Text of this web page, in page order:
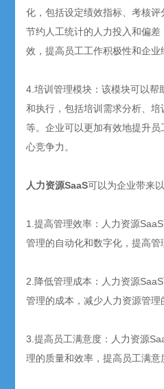
化，包括设定绩效指标、考核
节约人工统计的人力投入和偏
效，提高员工工作积极性和企业
4.培训管理模块：该模块可以帮
和执行，包括培训需求分析、
等。企业可以更加有效地提升
心竞争力。
人力资源SaaS可以为企业带来
1.提高管理效率：人力资源
管理的自动化和数字化，提高管
2.降低管理成本：人力资源
管理的成本，减少人力资源管理
3.提高员工满意度：人力资源
理的质量和效率，提高员工满意